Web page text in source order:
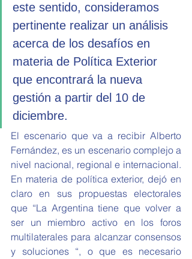
este sentido, consideramos
pertinente realizar un análisis
acerca de los desafíos en
materia de Política Exterior
que encontrará la nueva
gestión a partir del 10 de
diciembre.
El escenario que va a recibir Alberto
Fernández, es un escenario complejo a
nivel nacional, regional e internacional.
En materia de política exterior, dejó en
claro en sus propuestas electorales
que “La Argentina tiene que volver a
ser un miembro activo en los foros
multilaterales para alcanzar consensos
y soluciones “, o que es necesario